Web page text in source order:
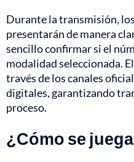
Durante la transmisión,
presentarán de manera
sencillo confirmar si el
modalidad seleccionada.
través de los canales
digitales, garantizando
proceso.
¿Cómo se